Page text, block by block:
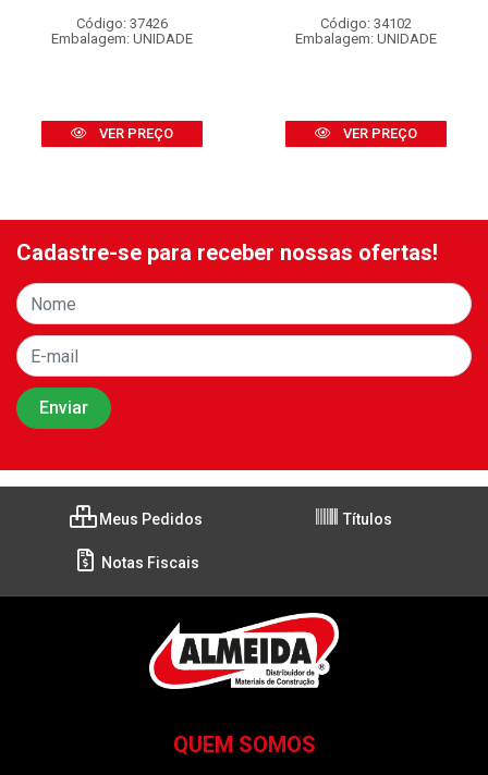
Código: 37426
Embalagem: UNIDADE
VER PREÇO
Código: 34102
Embalagem: UNIDADE
VER PREÇO
Cadastre-se para receber nossas ofertas!
Meus Pedidos Títulos
Notas Fiscais
QUEM SOMOS